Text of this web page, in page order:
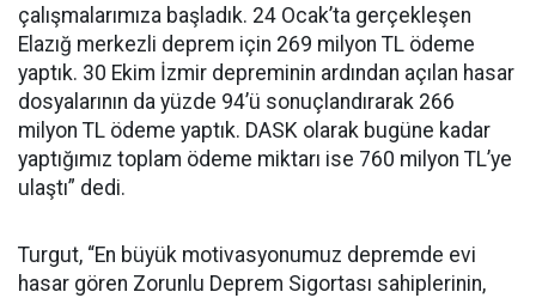
çalışmalarımıza başladık. 24 Ocak’ta gerçekleşen
Elazığ merkezli deprem için 269 milyon TL ödeme
yaptık. 30 Ekim İzmir depreminin ardından açılan hasar
dosyalarının da yüzde 94’ü sonuçlandırarak 266
milyon TL ödeme yaptık. DASK olarak bugüne kadar
yaptığımız toplam ödeme miktarı ise 760 milyon TL’ye
ulaştı” dedi.
Turgut, “En büyük motivasyonumuz depremde evi
hasar gören Zorunlu Deprem Sigortası sahiplerinin,